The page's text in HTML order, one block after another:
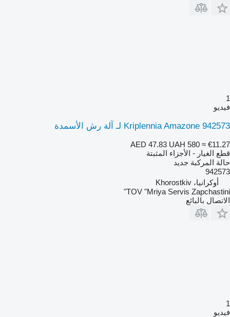
1
فيديو
Kriplennia Amazone 942573 لـ آلة رش الأسمدة
AED 47.83 UAH 580 ≈ €11.27
قطع الغيار - الأجزاء المثبتة
حالة المركبة جديد
942573
أوكرانيا، Khorostkiv
TOV "Mriya Servis Zapchastini"
الاتصال بالبائع
1
فيديو